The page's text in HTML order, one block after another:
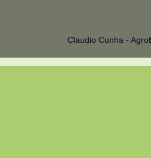
Claudio Cunha -